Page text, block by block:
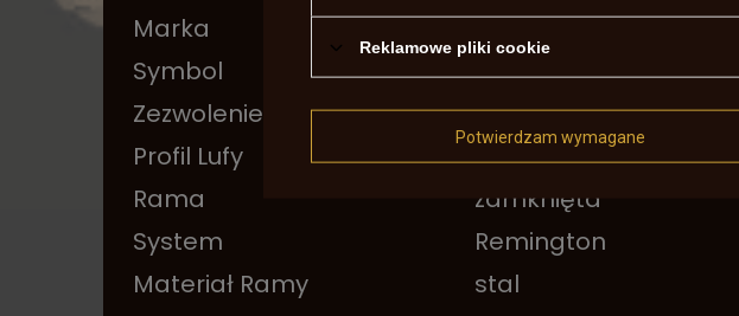
Marka
Pietta
Symbol
SA1825
Zezwolenie na broń
Nie
Profil Lufy
oktagonalna
Rama
zamknięta
System
Remington
Materiał Ramy
stal
Reklamowe pliki cookie
Potwierdzam wymagane